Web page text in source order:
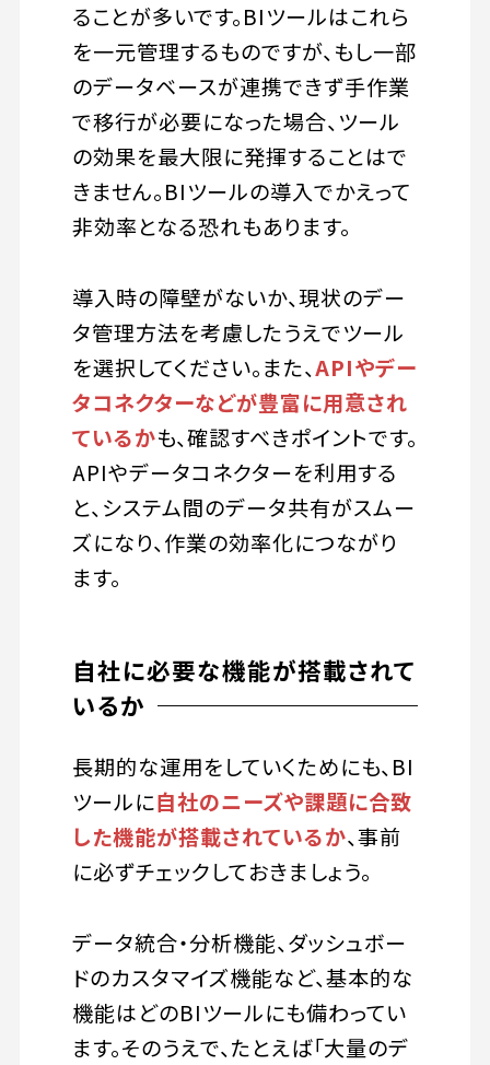
ることが多いです。BIツールはこれら
を一元管理するものですが、もし一部
のデータベースが連携できず手作業
で移行が必要になった場合、ツール
の効果を最大限に発揮することはで
きません。BIツールの導入でかえって
非効率となる恐れもあります。
導入時の障壁がないか、現状のデー
タ管理方法を考慮したうえでツール
を選択してください。また、APIやデー
タコネクターなどが豊富に用意され
ているかも、確認すべきポイントです。
APIやデータコネクターを利用する
と、システム間のデータ共有がスムー
ズになり、作業の効率化につながり
ます。
自社に必要な機能が搭載されて
いるか
長期的な運用をしていくためにも、BI
ツールに自社のニーズや課題に合致
した機能が搭載されているか、事前
に必ずチェックしておきましょう。
データ統合・分析機能、ダッシュボー
ドのカスタマイズ機能など、基本的な
機能はどのBIツールにも備わってい
ます。そのうえで、たとえば「大量のデ